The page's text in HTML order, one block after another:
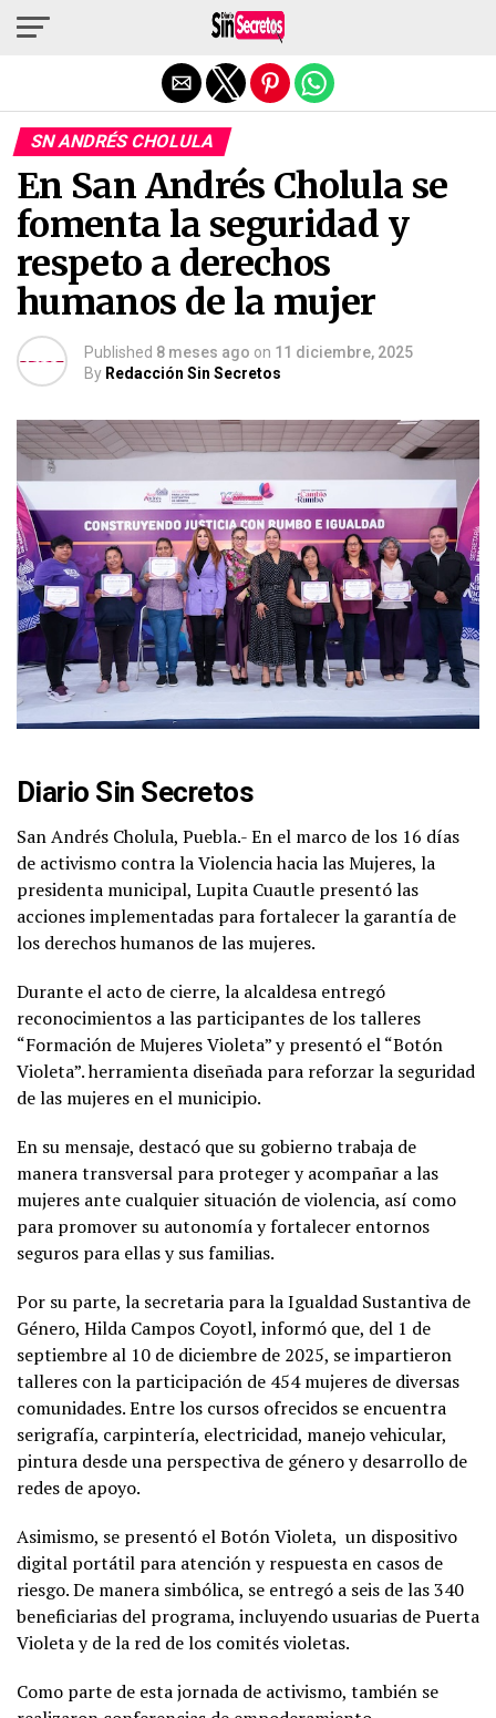
SN ANDRÉS CHOLULA
En San Andrés Cholula se
fomenta la seguridad y
respeto a derechos
humanos de la mujer
Published 8 meses ago on 11 diciembre, 2025
By Redacción Sin Secretos
Diario Sin Secretos
San Andrés Cholula, Puebla.- En el marco de los 16 días
de activismo contra la Violencia hacia las Mujeres, la
presidenta municipal, Lupita Cuautle presentó las
acciones implementadas para fortalecer la garantía de
los derechos humanos de las mujeres.
Durante el acto de cierre, la alcaldesa entregó
reconocimientos a las participantes de los talleres
“Formación de Mujeres Violeta” y presentó el “Botón
Violeta”. herramienta diseñada para reforzar la seguridad
de las mujeres en el municipio.
En su mensaje, destacó que su gobierno trabaja de
manera transversal para proteger y acompañar a las
mujeres ante cualquier situación de violencia, así como
para promover su autonomía y fortalecer entornos
seguros para ellas y sus familias.
Por su parte, la secretaria para la Igualdad Sustantiva de
Género, Hilda Campos Coyotl, informó que, del 1 de
septiembre al 10 de diciembre de 2025, se impartieron
talleres con la participación de 454 mujeres de diversas
comunidades. Entre los cursos ofrecidos se encuentra
serigrafía, carpintería, electricidad, manejo vehicular,
pintura desde una perspectiva de género y desarrollo de
redes de apoyo.
Asimismo, se presentó el Botón Violeta, un dispositivo
digital portátil para atención y respuesta en casos de
riesgo. De manera simbólica, se entregó a seis de las 340
beneficiarias del programa, incluyendo usuarias de Puerta
Violeta y de la red de los comités violetas.
Como parte de esta jornada de activismo, también se
Salir de la versión móvil